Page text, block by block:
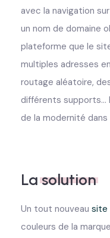
avec la navigation
un nom de domaine
plateforme que le
multiples adresses
routage aléatoire,
différents
de la modernité
Lasolution
Un tout nouveau site
couleurs de la